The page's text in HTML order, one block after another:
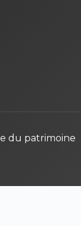
du patrimoine